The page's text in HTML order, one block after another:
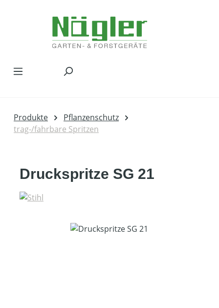
Produkte
Pflanzenschutz
trag-/fahrbare Spritzen
Druckspritze SG 21
Bildergalerie überspringen